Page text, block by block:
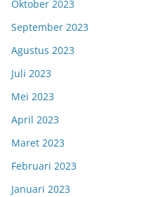
Oktober 2023
September 2023
Agustus 2023
Juli 2023
Mei 2023
April 2023
Maret 2023
Februari 2023
Januari 2023